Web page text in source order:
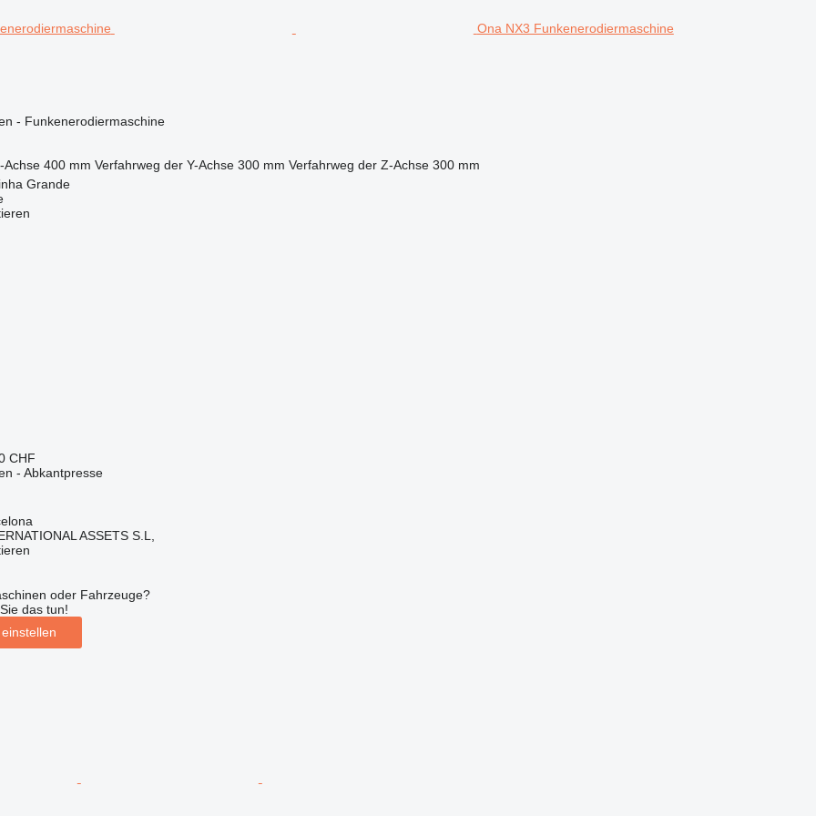
Ona NX3 Funkenerodiermaschine
- Funkenerodiermaschine
Achse 400 mm Verfahrweg der Y-Achse 300 mm Verfahrweg der Z-Achse 300 mm
Grande
CHF
- Abkantpresse
ASSETS S.L,
oder Fahrzeuge?
das tun!